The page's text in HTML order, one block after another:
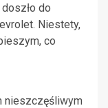
do
Niestety,
co
nieszczęśliwym